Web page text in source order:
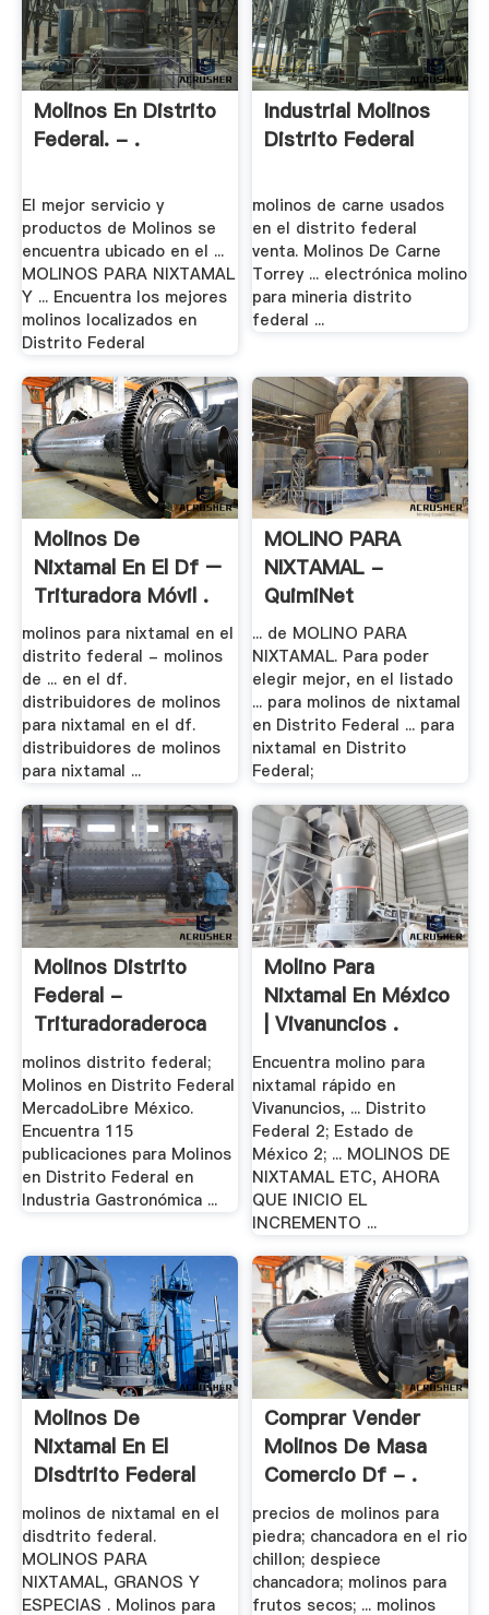
Molinos En Distrito
Federal. - .
El mejor servicio y
productos de Molinos se
encuentra ubicado en el ...
MOLINOS PARA NIXTAMAL
Y ... Encuentra los mejores
molinos localizados en
Distrito Federal
Industrial Molinos
Distrito Federal
molinos de carne usados
en el distrito federal
venta. Molinos De Carne
Torrey ... electrónica molino
para mineria distrito
federal ...
Molinos De
Nixtamal En El Df –
Trituradora Móvil .
molinos para nixtamal en el
distrito federal - molinos
de ... en el df.
distribuidores de molinos
para nixtamal en el df.
distribuidores de molinos
para nixtamal ...
MOLINO PARA
NIXTAMAL -
QuimiNet
... de MOLINO PARA
NIXTAMAL. Para poder
elegir mejor, en el listado
... para molinos de nixtamal
en Distrito Federal ... para
nixtamal en Distrito
Federal;
Molinos Distrito
Federal -
Trituradoraderoca
molinos distrito federal;
Molinos en Distrito Federal
MercadoLibre México.
Encuentra 115
publicaciones para Molinos
en Distrito Federal en
Industria Gastronómica ...
Molino Para
Nixtamal En México
| Vivanuncios .
Encuentra molino para
nixtamal rápido en
Vivanuncios, ... Distrito
Federal 2; Estado de
México 2; ... MOLINOS DE
NIXTAMAL ETC, AHORA
QUE INICIO EL
INCREMENTO ...
Molinos De
Nixtamal En El
Disdtrito Federal
molinos de nixtamal en el
disdtrito federal.
MOLINOS PARA
NIXTAMAL, GRANOS Y
ESPECIAS . Molinos para
Comprar Vender
Molinos De Masa
Comercio Df - .
precios de molinos para
piedra; chancadora en el rio
chillon; despiece
chancadora; molinos para
frutos secos; ... molinos